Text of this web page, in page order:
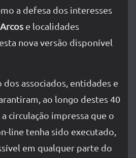
a defesa dos interesses
e localidades
nova versão disponível
dos associados, entidades e
ao longo destes 40
circulação impressa que o
line tenha sido executado,
em qualquer parte do